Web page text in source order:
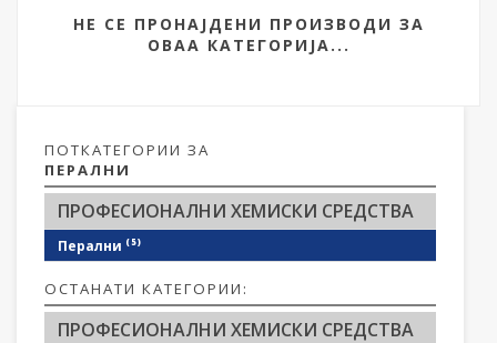
ПОТКАТЕГОРИИ ЗА
ПЕРАЛНИ
ПРОФЕСИОНАЛНИ ХЕМИСКИ СРЕДСТВА
Перални (5)
ОСТАНАТИ КАТЕГОРИИ:
ПРОФЕСИОНАЛНИ ХЕМИСКИ СРЕДСТВА
НЕ СЕ ПРОНАЈДЕНИ ПРОИЗВОДИ ЗА
ОВАА КАТЕГОРИЈА...